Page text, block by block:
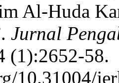
Al-Huda
Jurnal
(1):2652-58.
10.31004/